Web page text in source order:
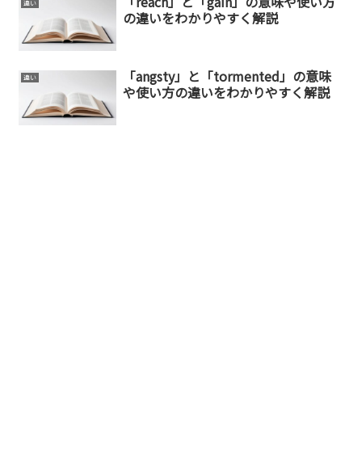
違い
の違いをわかりやすく解説
違い
「angsty」と「tormented」の意味
や使い方の違いをわかりやすく解説